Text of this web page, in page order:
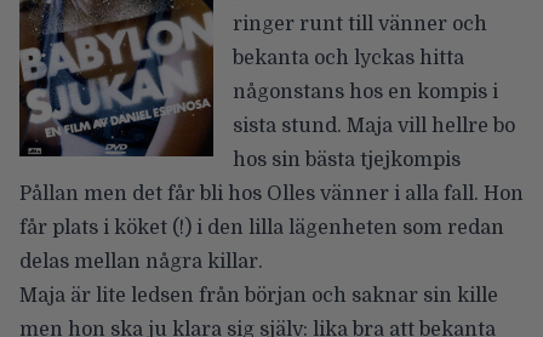
ringer runt till vänner och
bekanta och lyckas hitta
någonstans hos en kompis i
sista stund. Maja vill hellre bo
hos sin bästa tjejkompis
Pållan men det får bli hos Olles vänner i alla fall. Hon
får plats i köket (!) i den lilla lägenheten som redan
delas mellan några killar.
Maja är lite ledsen från början och saknar sin kille
men hon ska ju klara sig själv: lika bra att bekanta